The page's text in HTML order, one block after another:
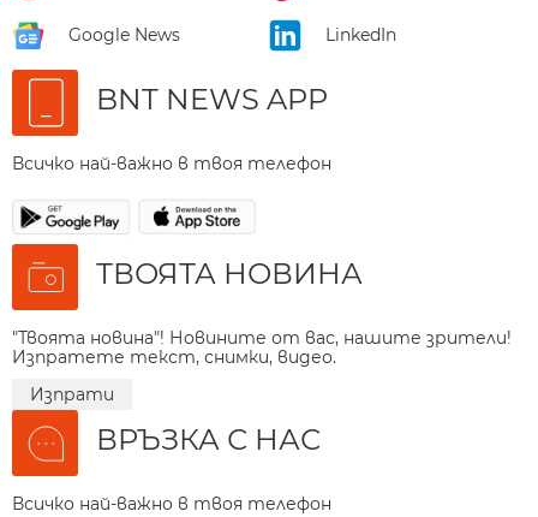
Google News LinkedIn
BNT NEWS APP
Всичко най-важно в твоя телефон
ТВОЯТА НОВИНА
"Твоята новина"! Новините от вас, нашите зрители!
Изпратете текст, снимки, видео.
Изпрати
ВРЪЗКА С НАС
Всичко най-важно в твоя телефон